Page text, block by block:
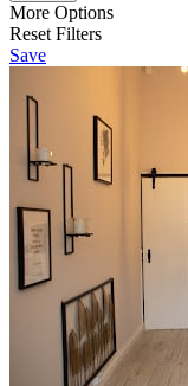
More Options
Reset Filters
Save